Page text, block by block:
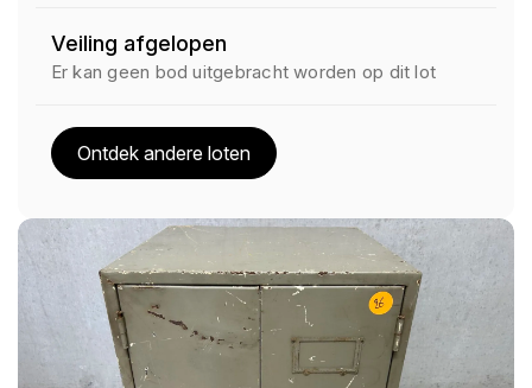
Veiling afgelopen
Er kan geen bod uitgebracht worden op dit lot
Ontdek andere loten